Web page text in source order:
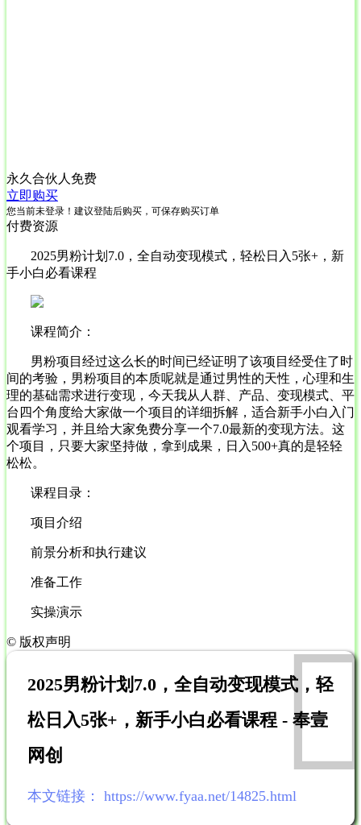
永久合伙人 免费
立即购买
您当前未登录！建议登陆后购买，可保存购买订单
付费资源
2025男粉计划7.0，全自动变现模式，轻松日入5张+，新
手小白必看课程
课程简介：
男粉项目经过这么长的时间已经证明了该项目经受住了时
间的考验，男粉项目的本质呢就是通过男性的天性，心理和生
理的基础需求进行变现，今天我从人群、产品、变现模式、平
台四个角度给大家做一个项目的详细拆解，适合新手小白入门
观看学习，并且给大家免费分享一个7.0最新的变现方法。这
个项目，只要大家坚持做，拿到成果，日入500+真的是轻轻
松松。
课程目录：
项目介绍
前景分析和执行建议
准备工作
实操演示
© 版权声明
2025男粉计划7.0，全自动变现模式，轻
松日入5张+，新手小白必看课程 - 奉壹
网创
本文链接： https://www.fyaa.net/14825.html